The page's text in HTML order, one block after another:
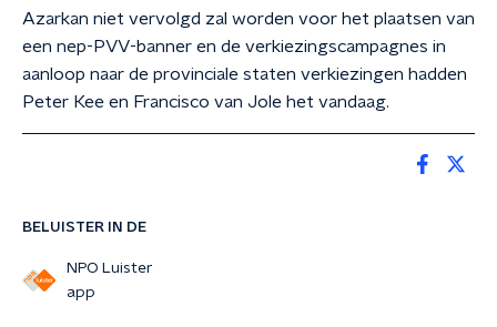
BELUISTER IN DE
NPO Luister
app
Azarkan niet vervolgd zal worden voor het plaatsen van
een nep-PVV-banner en de verkiezingscampagnes in
aanloop naar de provinciale staten verkiezingen hadden
Peter Kee en Francisco van Jole het vandaag.